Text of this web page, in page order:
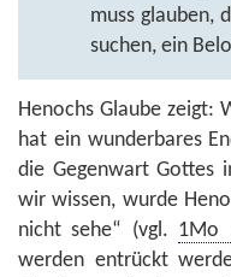
muss glauben,
suchen, ein
Henochs Glaube zeigt:
hat ein wunderbares
die Gegenwart Gottes
wir wissen, wurde
nicht sehe“ (vgl. 1Mo
werden entrückt